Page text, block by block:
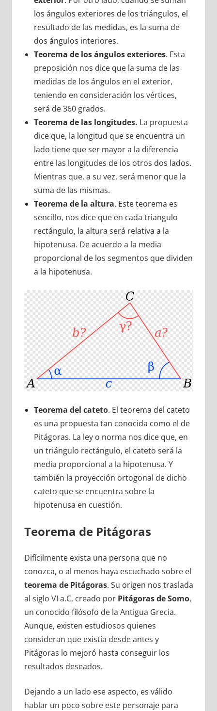
los ángulos exteriores de los triángulos, el
resultado de las medidas, es la suma de
dos ángulos interiores.
Teorema de los ángulos exteriores. Esta
preposición nos dice que la suma de las
medidas de los ángulos en el exterior,
teniendo en consideración los vértices,
será de 360 grados.
Teorema de las longitudes. La propuesta
dice que, la longitud que se encuentra un
lado tiene que ser mayor a la diferencia
entre las longitudes de los otros dos lados.
Mientras que, a su vez, será menor que la
suma de las mismas.
Teorema de la altura. Este teorema es
sencillo, nos dice que en cada triangulo
rectángulo, la altura será relativa a la
hipotenusa. De acuerdo a la media
proporcional de los segmentos que dividen
a la hipotenusa.
Teorema del cateto. El teorema del cateto
es una propuesta tan conocida como el de
Pitágoras. La ley o norma nos dice que, en
un triángulo rectángulo, el cateto será la
media proporcional a la hipotenusa. Y
también la proyección ortogonal de dicho
cateto que se encuentra sobre la
hipotenusa en cuestión.
Teorema de Pitágoras
Difícilmente exista una persona que no
conozca, o al menos haya escuchado sobre el
teorema de Pitágoras. Su origen nos traslada
al siglo VI a.C, creado por Pitágoras de Somo,
un conocido filósofo de la Antigua Grecia.
Aunque, existen estudiosos quienes
consideran que existía desde antes y
Pitágoras lo mejoró hasta conseguir los
resultados deseados.
Dejando a un lado ese aspecto, es válido
hablar un poco sobre este personaje para